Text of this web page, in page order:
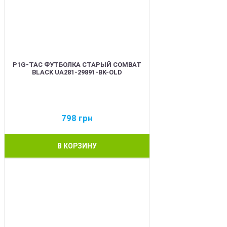
P1G-TAC ФУТБОЛКА СТАРЫЙ COMBAT
BLACK UA281-29891-BK-OLD
798 грн
В КОРЗИНУ